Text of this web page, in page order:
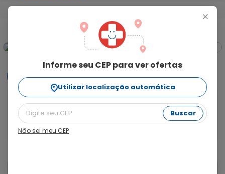
+
Informe seu CEP para ver ofertas
Utilizar localização automática
Buscar
Não sei meu CEP
Informações
Nutren senior sabor chocolate é um suplemento
nutricional para pessoas acima dos 50 anos
aproveitarem a melhor fase da vida com saúde e
disposição.